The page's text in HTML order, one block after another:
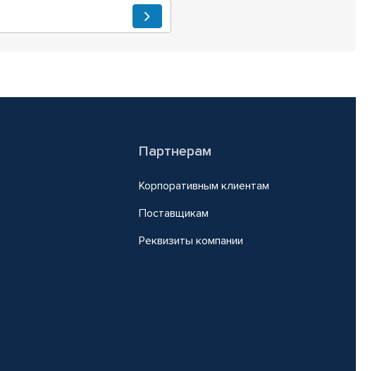
Партнерам
Корпоративным клиентам
Поставщикам
Реквизиты компании